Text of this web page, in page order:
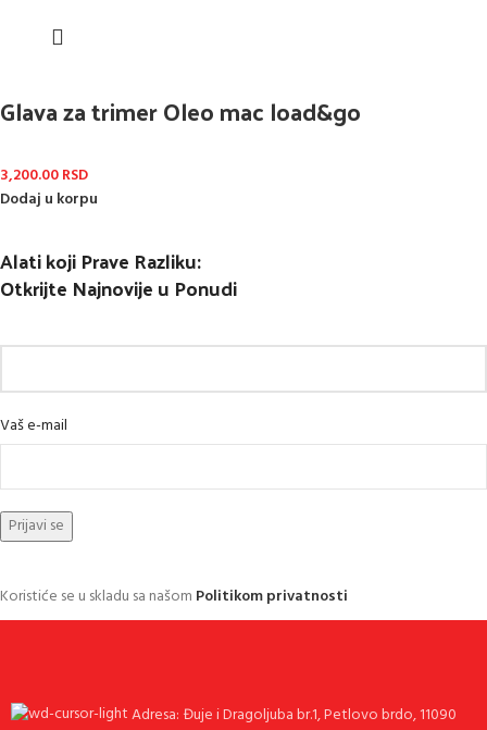
Glava za trimer Oleo mac load&go
3,200.00RSD
Dodaj u korpu
Alati koji Prave Razliku:
Otkrijte Najnovije u Ponudi
Vaš e-mail
Koristiće se u skladu sa našom Politikom privatnosti
Adresa: Đuje i Dragoljuba br.1, Petlovo brdo, 11090